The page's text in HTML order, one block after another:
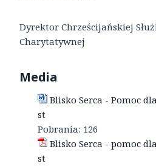
Dyrektor Chrześcijańskiej
Charytatywnej
Media
Blisko Serca - Pomoc
st
Pobrania: 126
Blisko Serca - pomoc
st